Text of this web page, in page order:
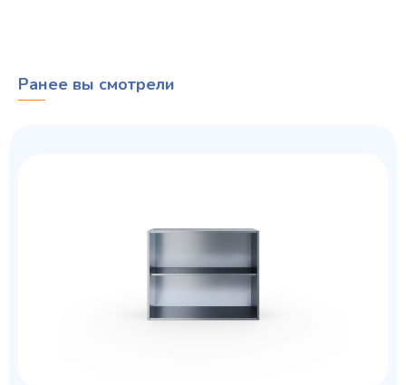
Ранее вы смотрели